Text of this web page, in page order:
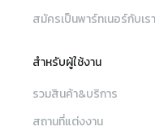
สมัครเป็นพาร์ทเนอร์กับเรา
สำหรับผู้ใช้งาน
รวมสินค้า&บริการ
สถานที่แต่งงาน